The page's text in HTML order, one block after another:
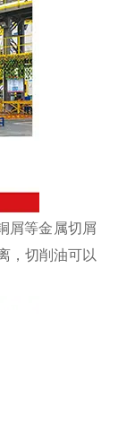
屑等金属切屑
，切削油可以